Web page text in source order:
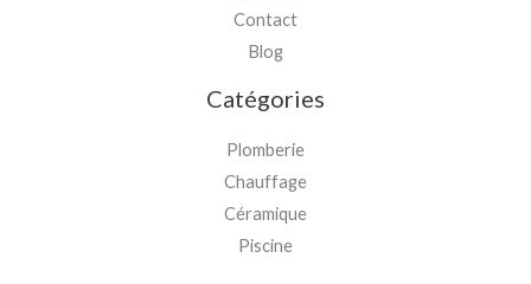
Contact
Blog
Catégories
Plomberie
Chauffage
Céramique
Piscine